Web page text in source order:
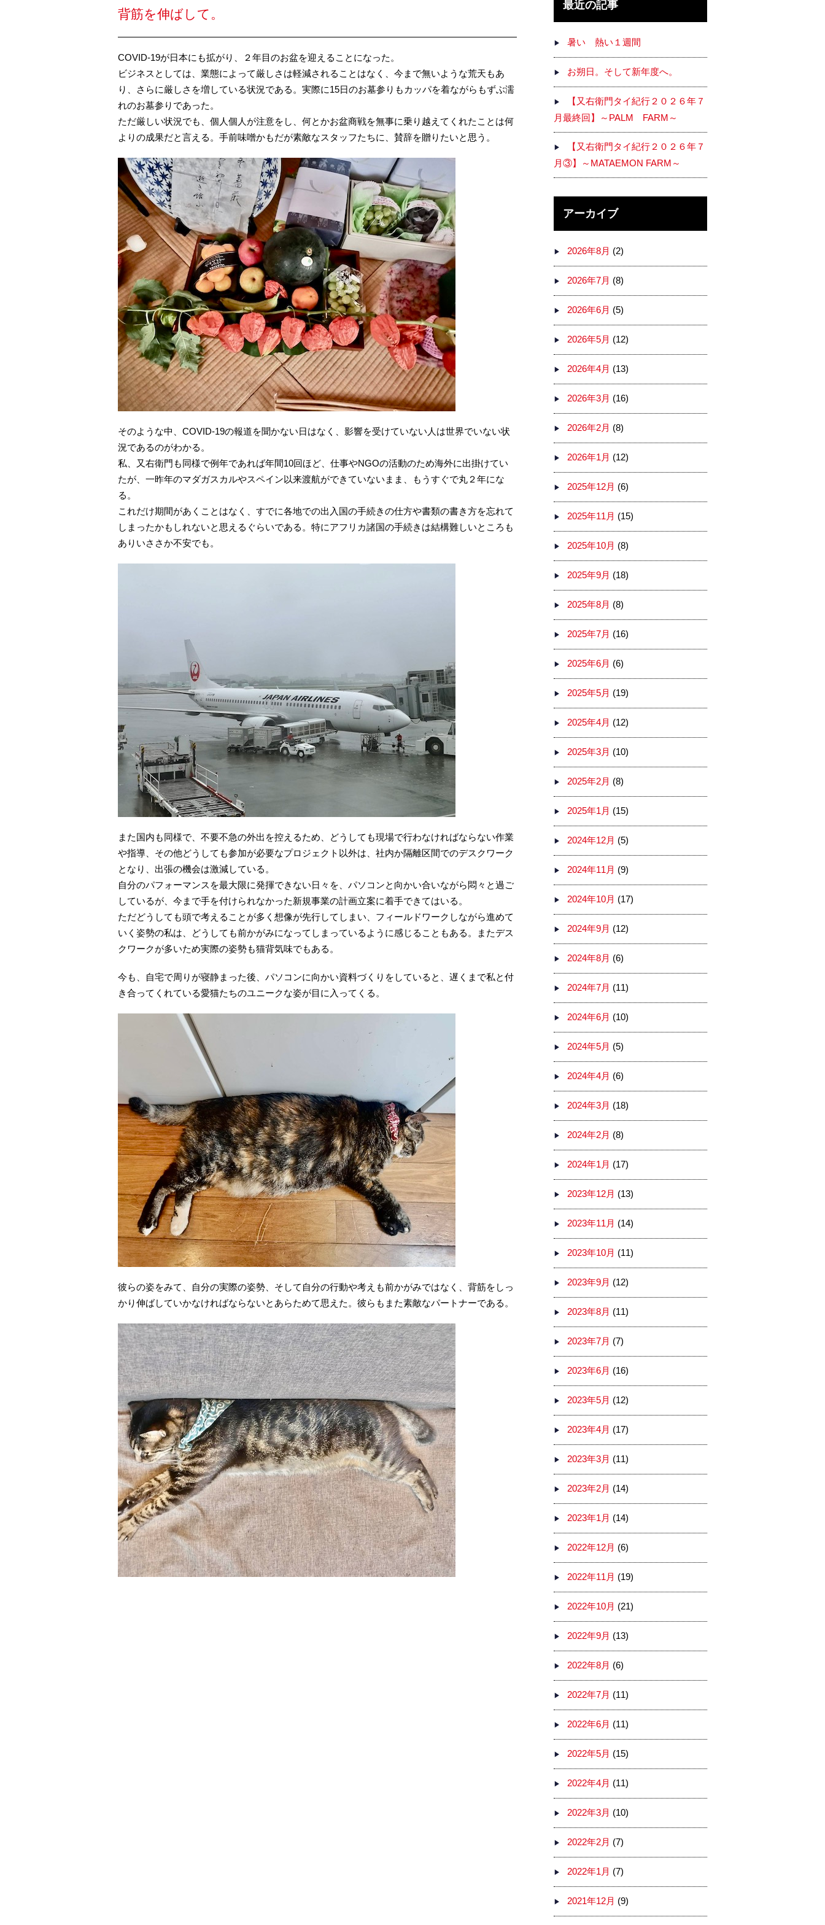
背筋を伸ばして。
COVID-19が日本にも拡がり、２年目のお盆を迎えることになった。
ビジネスとしては、業態によって厳しさは軽減されることはなく、今まで無いような荒天もあ
り、さらに厳しさを増している状況である。実際に15日のお墓参りもカッパを着ながらもずぶ濡
れのお墓参りであった。
ただ厳しい状況でも、個人個人が注意をし、何とかお盆商戦を無事に乗り越えてくれたことは何
よりの成果だと言える。手前味噌かもだが素敵なスタッフたちに、賛辞を贈りたいと思う。
そのような中、COVID-19の報道を聞かない日はなく、影響を受けていない人は世界でいない状
況であるのがわかる。
私、又右衛門も同様で例年であれば年間10回ほど、仕事やNGOの活動のため海外に出掛けてい
たが、一昨年のマダガスカルやスペイン以来渡航ができていないまま、もうすぐで丸２年にな
る。
これだけ期間があくことはなく、すでに各地での出入国の手続きの仕方や書類の書き方を忘れて
しまったかもしれないと思えるぐらいである。特にアフリカ諸国の手続きは結構難しいところも
ありいささか不安でも。
また国内も同様で、不要不急の外出を控えるため、どうしても現場で行わなければならない作業
や指導、その他どうしても参加が必要なプロジェクト以外は、社内か隔離区間でのデスクワーク
となり、出張の機会は激減している。
自分のパフォーマンスを最大限に発揮できない日々を、パソコンと向かい合いながら悶々と過ご
しているが、今まで手を付けられなかった新規事業の計画立案に着手できてはいる。
ただどうしても頭で考えることが多く想像が先行してしまい、フィールドワークしながら進めて
いく姿勢の私は、どうしても前かがみになってしまっているように感じることもある。またデス
クワークが多いため実際の姿勢も猫背気味でもある。
今も、自宅で周りが寝静まった後、パソコンに向かい資料づくりをしていると、遅くまで私と付
き合ってくれている愛猫たちのユニークな姿が目に入ってくる。
彼らの姿をみて、自分の実際の姿勢、そして自分の行動や考えも前かがみではなく、背筋をしっ
かり伸ばしていかなければならないとあらためて思えた。彼らもまた素敵なパートナーである。
最近の記事
暑い 熱い１週間
お朔日。そして新年度へ。
【又右衛門タイ紀行２０２６年７
月最終回】～PALM FARM～
【又右衛門タイ紀行２０２６年７
月③】～MATAEMON FARM～
アーカイブ
2026年8月 (2)
2026年7月 (8)
2026年6月 (5)
2026年5月 (12)
2026年4月 (13)
2026年3月 (16)
2026年2月 (8)
2026年1月 (12)
2025年12月 (6)
2025年11月 (15)
2025年10月 (8)
2025年9月 (18)
2025年8月 (8)
2025年7月 (16)
2025年6月 (6)
2025年5月 (19)
2025年4月 (12)
2025年3月 (10)
2025年2月 (8)
2025年1月 (15)
2024年12月 (5)
2024年11月 (9)
2024年10月 (17)
2024年9月 (12)
2024年8月 (6)
2024年7月 (11)
2024年6月 (10)
2024年5月 (5)
2024年4月 (6)
2024年3月 (18)
2024年2月 (8)
2024年1月 (17)
2023年12月 (13)
2023年11月 (14)
2023年10月 (11)
2023年9月 (12)
2023年8月 (11)
2023年7月 (7)
2023年6月 (16)
2023年5月 (12)
2023年4月 (17)
2023年3月 (11)
2023年2月 (14)
2023年1月 (14)
2022年12月 (6)
2022年11月 (19)
2022年10月 (21)
2022年9月 (13)
2022年8月 (6)
2022年7月 (11)
2022年6月 (11)
2022年5月 (15)
2022年4月 (11)
2022年3月 (10)
2022年2月 (7)
2022年1月 (7)
2021年12月 (9)